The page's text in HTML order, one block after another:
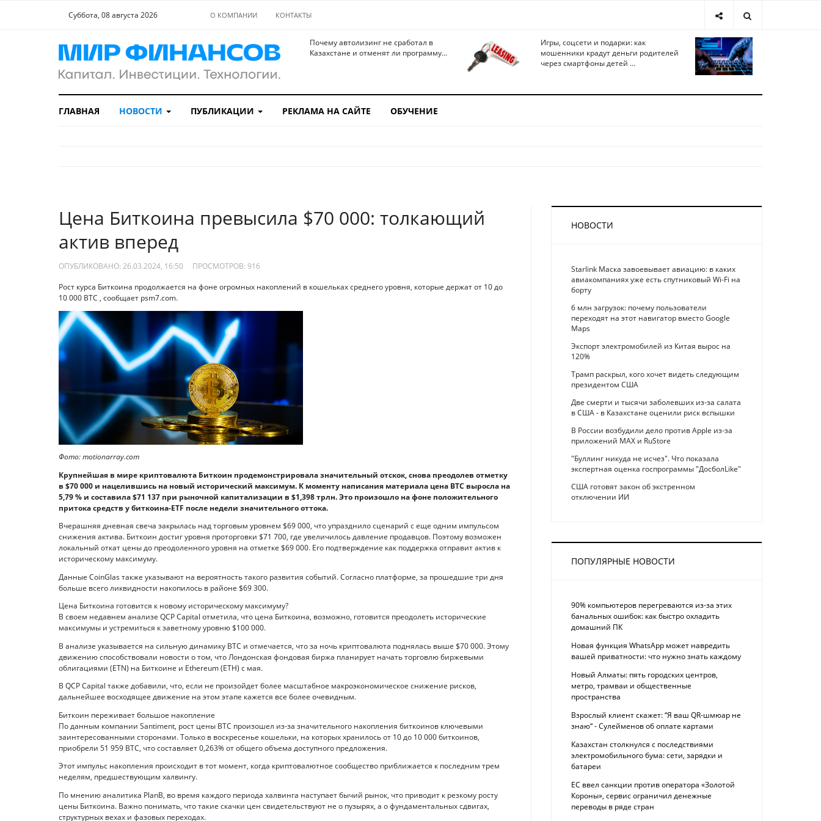
Суббота, 08 августа 2026 О КОМПАНИИ КОНТАКТЫ
Почему автолизинг не сработал в
Казахстане и отменят ли программу...
Игры, соцсети и подарки: как
мошенники крадут деньги родителей
через смартфоны детей ...
ГЛАВНАЯ НОВОСТИ ПУБЛИКАЦИИ РЕКЛАМА НА САЙТЕ ОБУЧЕНИЕ
Цена Биткоина превысила $70 000: толкающий
актив вперед
ОПУБЛИКОВАНО: 26.03.2024, 16:50 ПРОСМОТРОВ: 916
Рост курса Биткоина продолжается на фоне огромных накоплений в кошельках среднего уровня, которые держат от 10 до
10 000 BTC , сообщает psm7.com.
Фото: motionarray.com
Крупнейшая в мире криптовалюта Биткоин продемонстрировала значительный отскок, снова преодолев отметку
в $70 000 и нацелившись на новый исторический максимум. К моменту написания материала цена BTC выросла на
5,79 % и составила $71 137 при рыночной капитализации в $1,398 трлн. Это произошло на фоне положительного
притока средств у биткоина-ETF после недели значительного оттока.
Вчерашняя дневная свеча закрылась над торговым уровнем $69 000, что упразднило сценарий с еще одним импульсом
снижения актива. Биткоин достиг уровня проторговки $71 700, где увеличилось давление продавцов. Поэтому возможен
локальный откат цены до преодоленного уровня на отметке $69 000. Его подтверждение как поддержка отправит актив к
историческому максимуму.
Данные CoinGlas также указывают на вероятность такого развития событий. Согласно платформе, за прошедшие три дня
больше всего ликвидности накопилось в районе $69 300.
Цена Биткоина готовится к новому историческому максимуму?
В своем недавнем анализе QCP Capital отметила, что цена Биткоина, возможно, готовится преодолеть исторические
максимумы и устремиться к заветному уровню $100 000.
В анализе указывается на сильную динамику BTC и отмечается, что за ночь криптовалюта поднялась выше $70 000. Этому
движению способствовали новости о том, что Лондонская фондовая биржа планирует начать торговлю биржевыми
облигациями (ETN) на Биткоине и Ethereum (ETH) с мая.
В QCP Capital также добавили, что, если не произойдет более масштабное макроэкономическое снижение рисков,
дальнейшее восходящее движение на этом этапе кажется все более очевидным.
Биткоин переживает большое накопление
По данным компании Santiment, рост цены BTC произошел из-за значительного накопления биткоинов ключевыми
заинтересованными сторонами. Только в воскресенье кошельки, на которых хранилось от 10 до 10 000 биткоинов,
приобрели 51 959 BTC, что составляет 0,263% от общего объема доступного предложения.
Этот импульс накопления происходит в тот момент, когда криптовалютное сообщество приближается к последним трем
неделям, предшествующим халвингу.
По мнению аналитика PlanB, во время каждого периода халвинга наступает бычий рынок, что приводит к резкому росту
цены Биткоина. Важно понимать, что такие скачки цен свидетельствуют не о пузырях, а о фундаментальных сдвигах,
структурных вехах и фазовых переходах.
НОВОСТИ
Starlink Маска завоевывает авиацию: в каких
авиакомпаниях уже есть спутниковый Wi-Fi на
борту
6 млн загрузок: почему пользователи
переходят на этот навигатор вместо Google
Maps
Экспорт электромобилей из Китая вырос на
120%
Трамп раскрыл, кого хочет видеть следующим
президентом США
Две смерти и тысячи заболевших из-за салата
в США - в Казахстане оценили риск вспышки
В России возбудили дело против Apple из-за
приложений MAX и RuStore
"Буллинг никуда не исчез". Что показала
экспертная оценка госпрограммы "ДосболLike"
США готовят закон об экстренном
отключении ИИ
ПОПУЛЯРНЫЕ НОВОСТИ
90% компьютеров перегреваются из-за этих
банальных ошибок: как быстро охладить
домашний ПК
Новая функция WhatsApp может навредить
вашей приватности: что нужно знать каждому
Новый Алматы: пять городских центров,
метро, трамваи и общественные
пространства
Взрослый клиент скажет: “Я ваш QR-шмюар не
знаю“ - Сулейменов об оплате картами
Казахстан столкнулся с последствиями
электромобильного бума: сети, зарядки и
батареи
ЕС ввел санкции против оператора «Золотой
Короны», сервис ограничил денежные
переводы в ряде стран